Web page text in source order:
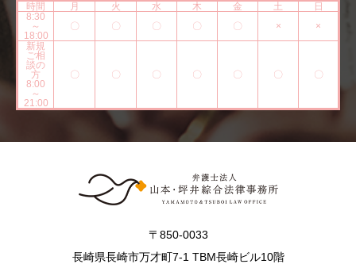
時間 月 火 水 木 金 土
日
8:30
～
18:00
〇 〇 〇 〇 〇 ×
×
新規
ご相
談の
方
8:00
～
21:00
〇 〇 〇 〇 〇 〇 〇
〒850-0033
長崎県長崎市万才町7-1 TBM長崎ビル10階